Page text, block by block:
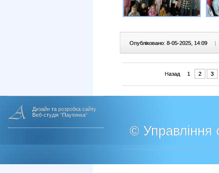
Опубліковано: 8-05-2025, 14:09 |
Назад 1 2 3
Дизайн та розробка сайту
Веб-студія "Паутинка"
© Управління